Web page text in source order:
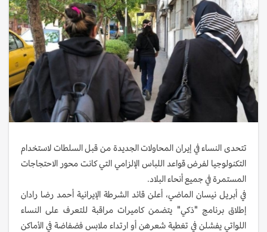
تتحدى النساء في إيران المحاولات الجديدة من قبل السلطات لاستخدام
التكنولوجيا لفرض قواعد اللباس الإلزامي التي كانت محور الاحتجاجات
المستمرة في جميع أنحاء البلاد.
في أبريل نيسان الماضي، أعلن قائد الشرطة الإيرانية أحمد رضا رادان
إطلاق برنامج "ذكي" يتضمن كاميرات مراقبة للتعرف على النساء
اللواتي يفشلن في تغطية شعرهن أو ارتداء ملابس فضفاضة في الأماكن